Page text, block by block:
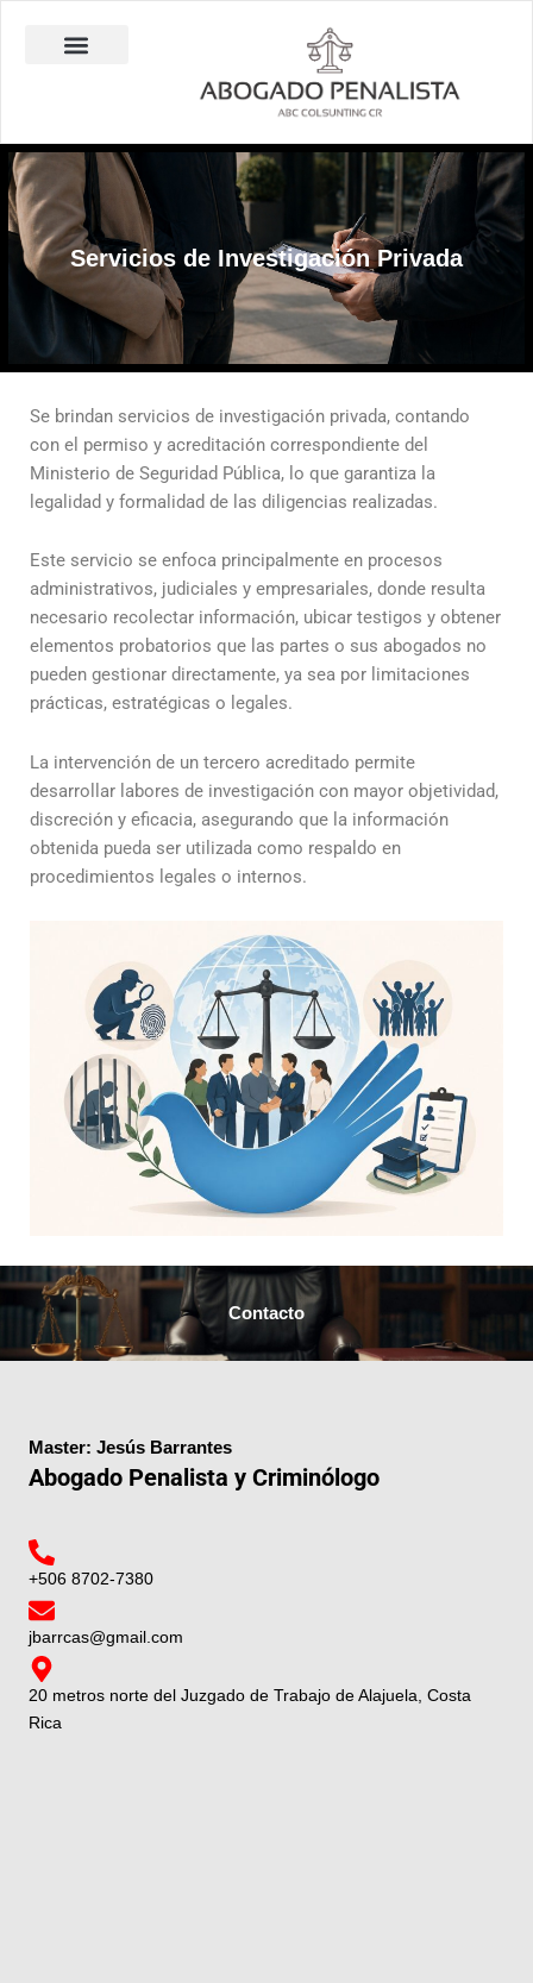
Servicios de Investigación Privada
Se brindan servicios de investigación privada, contando
con el permiso y acreditación correspondiente del
Ministerio de Seguridad Pública, lo que garantiza la
legalidad y formalidad de las diligencias realizadas.
Este servicio se enfoca principalmente en procesos
administrativos, judiciales y empresariales, donde resulta
necesario recolectar información, ubicar testigos y obtener
elementos probatorios que las partes o sus abogados no
pueden gestionar directamente, ya sea por limitaciones
prácticas, estratégicas o legales.
La intervención de un tercero acreditado permite
desarrollar labores de investigación con mayor objetividad,
discreción y eficacia, asegurando que la información
obtenida pueda ser utilizada como respaldo en
procedimientos legales o internos.
Contacto
Master: Jesús Barrantes
Abogado Penalista y Criminólogo
+506 8702-7380
jbarrcas@gmail.com
20 metros norte del Juzgado de Trabajo de Alajuela, Costa
Rica